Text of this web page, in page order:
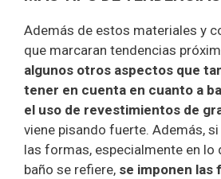
Además de estos materiales y
que marcaran tendencias
algunos otros aspectos que
tener en cuenta en cuanto a
el uso de revestimientos de
viene pisando fuerte. Además,
las formas, especialmente en lo
baño se refiere, se imponen las